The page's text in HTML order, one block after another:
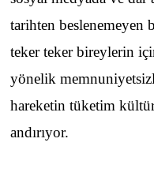
tarihten beslenemeyen
teker teker bireylerin
yönelik
hareketin tüketim
andırıyor.